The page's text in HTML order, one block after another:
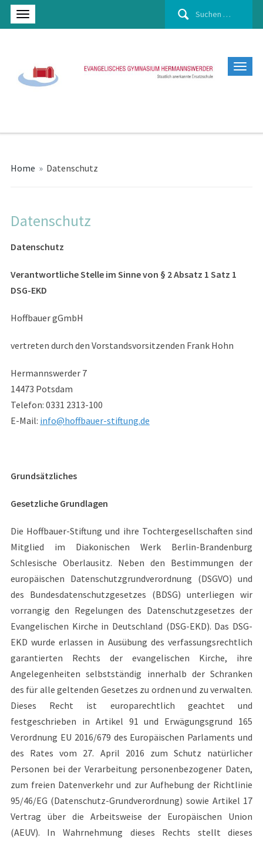
Suchen
Home » Datenschutz
Datenschutz
Datenschutz
Verantwortliche Stelle im Sinne von § 2 Absatz 1 Satz 1
DSG-EKD
Hoffbauer gGmbH
vertreten durch den Vorstandsvorsitzenden Frank Hohn
Hermannswerder 7
14473 Potsdam
Telefon: 0331 2313-100
E-Mail: info@hoffbauer-stiftung.de
Grundsätzliches
Gesetzliche Grundlagen
Die Hoffbauer-Stiftung und ihre Tochtergesellschaften sind
Mitglied im Diakonischen Werk Berlin-Brandenburg
Schlesische Oberlausitz. Neben den Bestimmungen der
europäischen Datenschutzgrundverordnung (DSGVO) und
des Bundesdatenschutzgesetzes (BDSG) unterliegen wir
vorrangig den Regelungen des Datenschutzgesetzes der
Evangelischen Kirche in Deutschland (DSG-EKD). Das DSG-
EKD wurde erlassen in Ausübung des verfassungsrechtlich
garantierten Rechts der evangelischen Kirche, ihre
Angelegenheiten selbstständig innerhalb der Schranken
des für alle geltenden Gesetzes zu ordnen und zu verwalten.
Dieses Recht ist europarechtlich geachtet und
festgeschrieben in Artikel 91 und Erwägungsgrund 165
Verordnung EU 2016/679 des Europäischen Parlaments und
des Rates vom 27. April 2016 zum Schutz natürlicher
Personen bei der Verarbeitung personenbezogener Daten,
zum freien Datenverkehr und zur Aufhebung der Richtlinie
95/46/EG (Datenschutz-Grundverordnung) sowie Artikel 17
Vertrag über die Arbeitsweise der Europäischen Union
(AEUV). In Wahrnehmung dieses Rechts stellt dieses